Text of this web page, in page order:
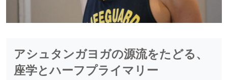
アシュタンガヨガの源流をたどる、
座学とハーフプライマリー